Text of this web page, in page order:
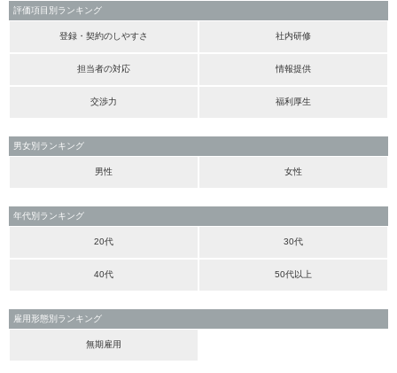
評価項目別ランキング
登録・契約のしやすさ 社内研修
担当者の対応 情報提供
交渉力 福利厚生
男女別ランキング
男性 女性
年代別ランキング
20代 30代
40代 50代以上
雇用形態別ランキング
無期雇用